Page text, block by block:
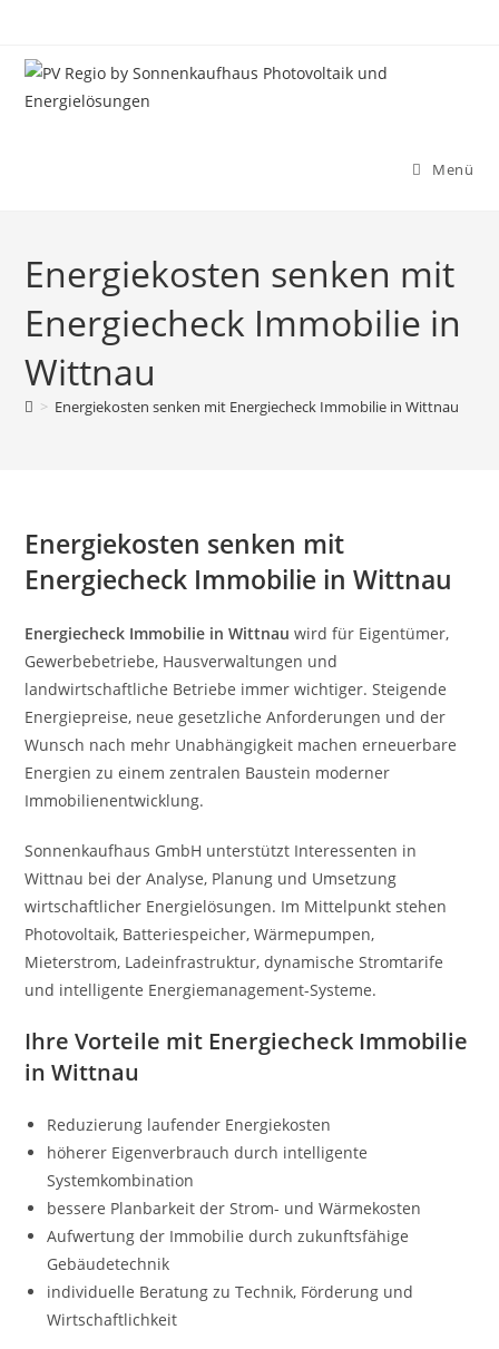
springen
Menü
Energiekosten senken mit
Energiecheck Immobilie in
Wittnau
> Energiekosten senken mit Energiecheck Immobilie in Wittnau
Energiekosten senken mit
Energiecheck Immobilie in Wittnau
Energiecheck Immobilie in Wittnau wird für Eigentümer,
Gewerbebetriebe, Hausverwaltungen und
landwirtschaftliche Betriebe immer wichtiger. Steigende
Energiepreise, neue gesetzliche Anforderungen und der
Wunsch nach mehr Unabhängigkeit machen erneuerbare
Energien zu einem zentralen Baustein moderner
Immobilienentwicklung.
Sonnenkaufhaus GmbH unterstützt Interessenten in
Wittnau bei der Analyse, Planung und Umsetzung
wirtschaftlicher Energielösungen. Im Mittelpunkt stehen
Photovoltaik, Batteriespeicher, Wärmepumpen,
Mieterstrom, Ladeinfrastruktur, dynamische Stromtarife
und intelligente Energiemanagement-Systeme.
Ihre Vorteile mit Energiecheck Immobilie
in Wittnau
Reduzierung laufender Energiekosten
höherer Eigenverbrauch durch intelligente
Systemkombination
bessere Planbarkeit der Strom- und Wärmekosten
Aufwertung der Immobilie durch zukunftsfähige
Gebäudetechnik
individuelle Beratung zu Technik, Förderung und
Wirtschaftlichkeit